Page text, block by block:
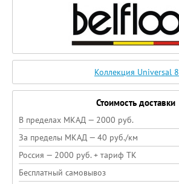
Коллекция Universal 8
Стоимость доставки
В пределах МКАД — 2000 руб.
За пределы МКАД — 40 руб./км
Россия — 2000 руб. + тариф ТК
Бесплатный самовывоз